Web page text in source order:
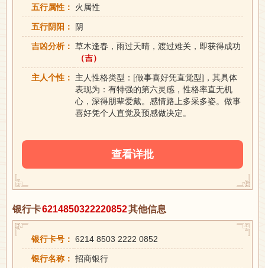
五行属性： 火属性
五行阴阳： 阴
吉凶分析： 草木逢春，雨过天晴，渡过难关，即获得成功
（吉）
主人个性：
主人性格类型：[做事喜好凭直觉型]，其具体
表现为：有特强的第六灵感，性格率直无机
心，深得朋辈爱戴。感情路上多采多姿。做事
喜好凭个人直觉及预感做决定。
查看详批
银行卡6214850322220852其他信息
银行卡号： 6214 8503 2222 0852
银行名称： 招商银行